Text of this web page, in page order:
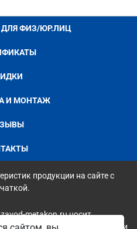
ФИЗ/ЮР.ЛИЦ
И МОНТАЖ
продукции на сайте с
metakon.ru носит
и справочный характер и ни